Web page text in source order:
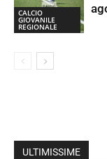
CALCIO
GIOVANILE
REGIONALE
ULTIMISSIME